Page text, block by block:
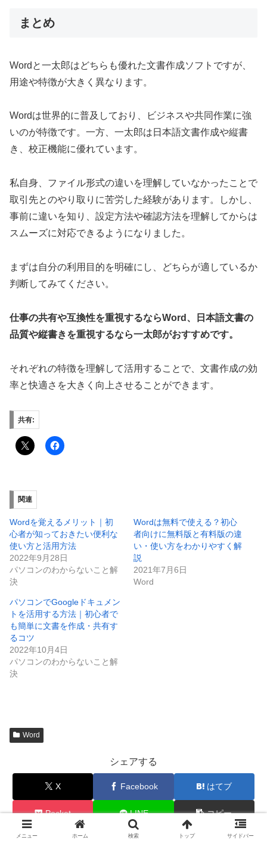
まとめ
Wordと一太郎はどちらも優れた文書作成ソフトですが、
用途や特徴が大きく異なります。
Wordは世界的に普及しており、ビジネスや共同作業に強
いのが特徴です。一方、一太郎は日本語文書作成や縦書
き、校正機能に優れています。
私自身、ファイル形式の違いを理解していなかったことで
取引先とのやり取りに苦労した経験があります。しかし、
事前に違いを知り、設定方法や確認方法を理解してからは
スムーズに対応できるようになりました。
まずは自分の利用目的を明確にし、どちらが適しているか
判断してみてください。
仕事の共有や互換性を重視するならWord、日本語文書の
品質や縦書きを重視するなら一太郎がおすすめです。
それぞれの特徴を理解して活用することで、文書作成の効
率と快適さを大きく向上させることができます。
共有:
関連
Wordを覚えるメリット｜初
心者が知っておきたい便利な
使い方と活用方法
2022年9月28日
パソコンのわからないこと解
決
Wordは無料で使える？初心
者向けに無料版と有料版の違
い・使い方をわかりやすく解
説
2021年7月6日
Word
パソコンでGoogleドキュメン
トを活用する方法｜初心者で
も簡単に文書を作成・共有す
るコツ
2022年10月4日
パソコンのわからないこと解
決
Word
シェアする
X Facebook はてブ
Pocket LINE コピー
メニュー ホーム 検索 トップ サイドバー